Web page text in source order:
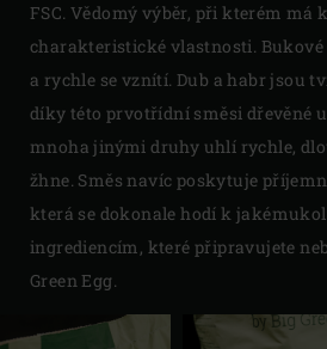
FSC. Vědomý výběr, při kterém má
charakteristické vlastnosti.
a rychle se vznítí. Dub a habr jsou
díky této prvotřídní směsi dřevěné
mnoha jinými druhy uhlí rychle,
žhne. Směs navíc poskytuje
která se dokonale hodí k
ingrediencím, které připravujete
Green Egg.